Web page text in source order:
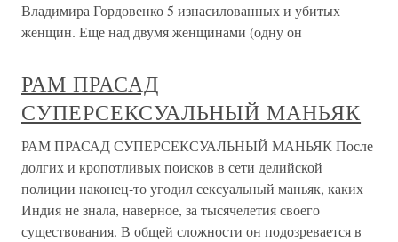
Владимира Гордовенко 5 изнасилованных и убитых
женщин. Еще над двумя женщинами (одну он
РАМ ПРАСАД
СУПЕРСЕКСУАЛЬНЫЙ МАНЬЯК
РАМ ПРАСАД СУПЕРСЕКСУАЛЬНЫЙ МАНЬЯК После
долгих и кропотливых поисков в сети делийской
полиции наконец-то угодил сексуальный маньяк, каких
Индия не знала, наверное, за тысячелетия своего
существования. В общей сложности он подозревается в